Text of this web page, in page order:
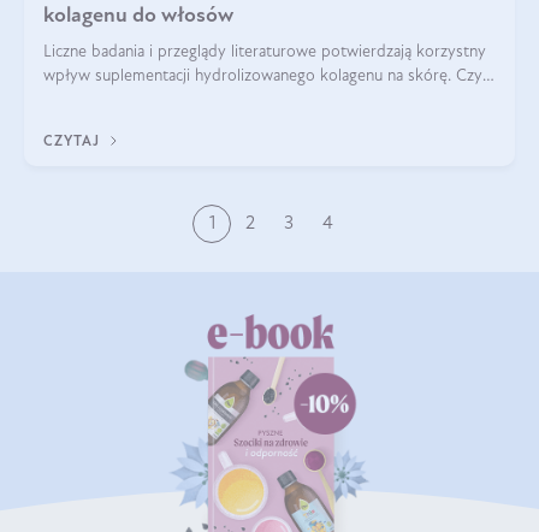
kolagenu do włosów
Liczne badania i przeglądy literaturowe potwierdzają korzystny
wpływ suplementacji hydrolizowanego kolagenu na skórę. Czy
CZYTAJ
1 2 3 4